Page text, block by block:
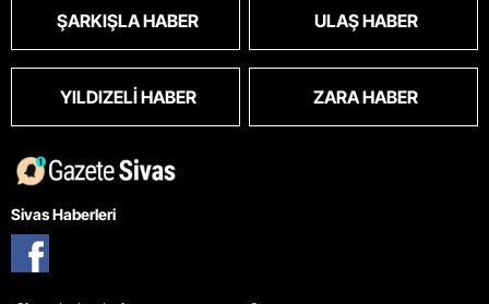
ŞARKIŞLA HABER ULAŞ HABER
YILDIZELI HABER ZARA HABER
Sivas Haberleri